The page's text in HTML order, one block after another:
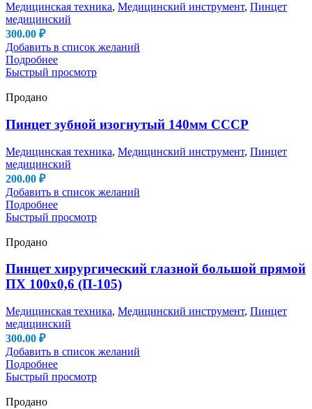
Медицинская техника, Медицинский инструмент, Пинцет
медицинский
300.00 ₽
Добавить в список желаний
Подробнее
Быстрый просмотр
Продано
Пинцет зубной изогнутый 140мм СССР
Медицинская техника, Медицинский инструмент, Пинцет
медицинский
200.00 ₽
Добавить в список желаний
Подробнее
Быстрый просмотр
Продано
Пинцет хирургический глазной большой прямой
ПХ 100х0,6 (П-105)
Медицинская техника, Медицинский инструмент, Пинцет
медицинский
300.00 ₽
Добавить в список желаний
Подробнее
Быстрый просмотр
Продано